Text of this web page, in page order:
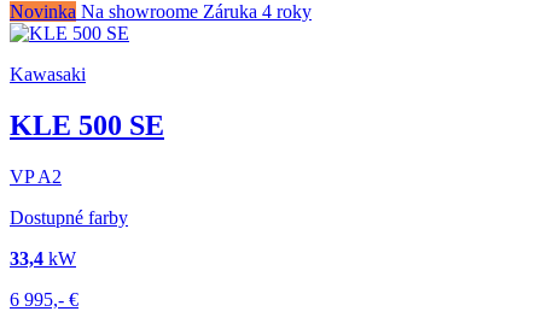
Novinka Na showroome Záruka 4 roky
Kawasaki
KLE 500 SE
VPA2
Dostupné farby
33,4 kW
6 995,- €